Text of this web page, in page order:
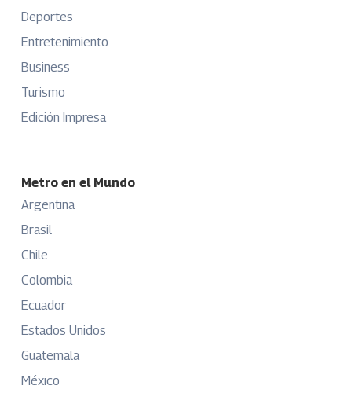
Deportes
Entretenimiento
Business
Turismo
Edición Impresa
Metro en el Mundo
Argentina
Brasil
Chile
Colombia
Ecuador
Estados Unidos
Guatemala
México